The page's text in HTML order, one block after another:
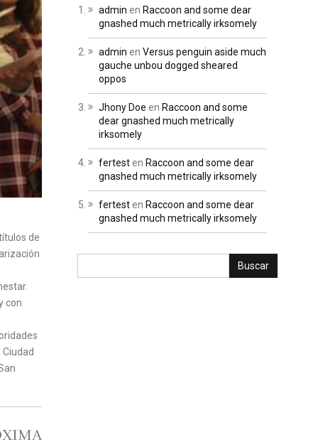
de
con
admin en Raccoon and some dear
gnashed much metrically irksomely
admin en Versus penguin aside much
gauche unbou dogged sheared
oppos
Jhony Doe en Raccoon and some
dear gnashed much metrically
irksomely
fertesten Raccoon and some dear
gnashed much metrically irksomely
fertesten Raccoon and some dear
gnashed much metrically irksomely